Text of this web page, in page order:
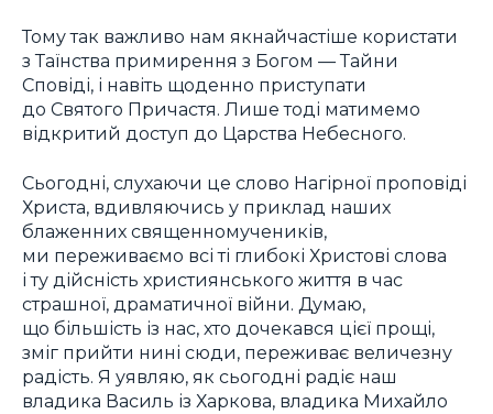
Тому так важливо нам якнайчастіше користати
з Таїнства примирення з Богом — Тайни
Сповіді, і навіть щоденно приступати
до Святого Причастя. Лише тоді матимемо
відкритий доступ до Царства Небесного.
Сьогодні, слухаючи це слово Нагірної проповіді
Христа, вдивляючись у приклад наших
блаженних священномучеників,
ми переживаємо всі ті глибокі Христові слова
і ту дійсність християнського життя в час
страшної, драматичної війни. Думаю,
що більшість із нас, хто дочекався цієї прощі,
зміг прийти нині сюди, переживає величезну
радість. Я уявляю, як сьогодні радіє наш
владика Василь із Харкова, владика Михайло